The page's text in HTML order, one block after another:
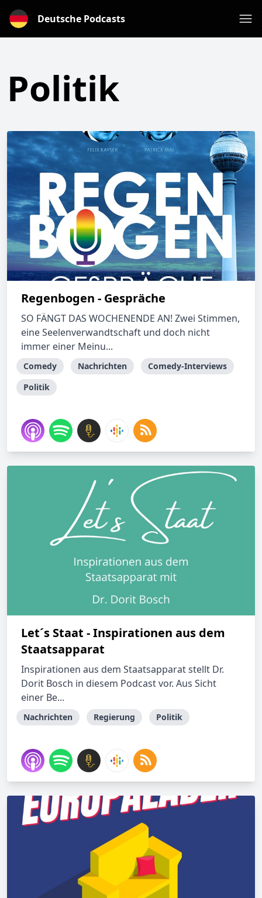
Deutsche Podcasts
Politik
Regenbogen - Gespräche
SO FÄNGT DAS WOCHENENDE AN! Zwei Stimmen,
eine Seelenverwandtschaft und doch nicht
immer einer Meinu...
Comedy Nachrichten
Comedy-Interviews
Politik
Let´s Staat - Inspirationen aus dem
Staatsapparat
Inspirationen aus dem Staatsapparat stellt Dr.
Dorit Bosch in diesem Podcast vor. Aus Sicht
einer Be...
Nachrichten Regierung Politik